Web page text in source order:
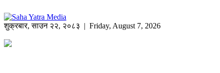
शुक्रबार,साउन २२, २०८३ | Friday, August 7, 2026